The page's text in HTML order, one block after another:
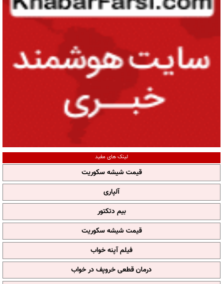
لینک های مفید
قیمت شیشه سکوریت
آلپاری
بیم دتکتور
قیمت شیشه سکوریت
فیلم آپنه خواب
درمان قطعی خروپف در خواب